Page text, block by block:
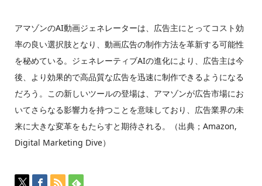
アマゾンのAI動画ジェネレーターは、広告主にとってコスト効
率の良い選択肢となり、動画広告の制作方法を革新する可能性
を秘めている。ジェネレーティブAIの進化により、広告主は今
後、より効果的で高品質な広告を迅速に制作できるようになる
だろう。この新しいツールの登場は、アマゾンが広告市場にお
いてさらなる影響力を持つことを意味しており、広告業界の未
来に大きな変革をもたらすと期待される。（出典；Amazon,
Digital Marketing Dive）